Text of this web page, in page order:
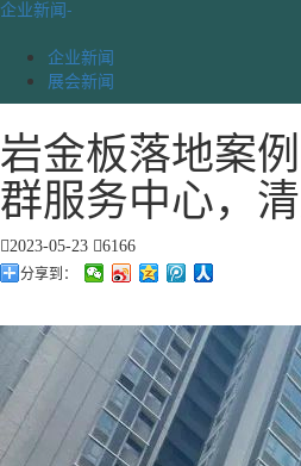
企业新闻-
企业新闻
展会新闻
岩金板落地案
群服务中心，
2023-05-23 6166
分享到：